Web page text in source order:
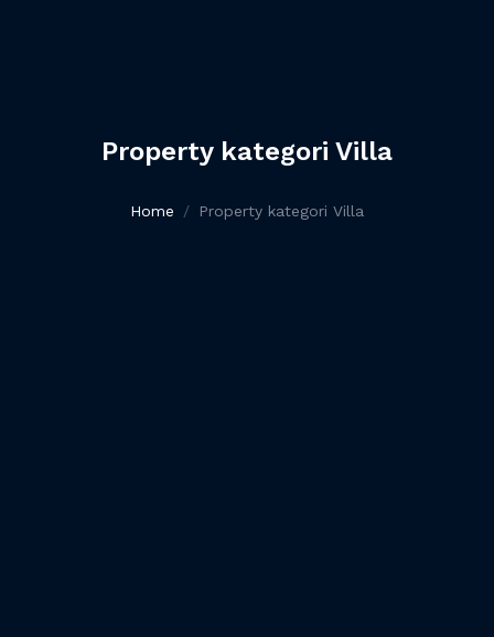
Property kategori Villa
Home Property kategori Villa